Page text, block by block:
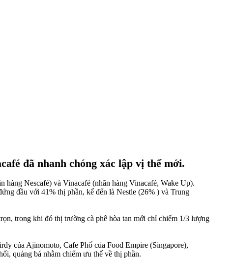
đã nhanh chóng xác lập vị thế mới.
Nescafé) và Vinacafé (nhãn hàng Vinacafé, Wake Up).
đầu với 41% thị phần, kế đến là Nestle (26% ) và Trung
trong khi đó thị trường cà phê hòa tan mới chỉ chiếm 1/3 lượng
của Ajinomoto, Cafe Phố của Food Empire (Singapore),
quảng bá nhằm chiếm ưu thế về thị phần.